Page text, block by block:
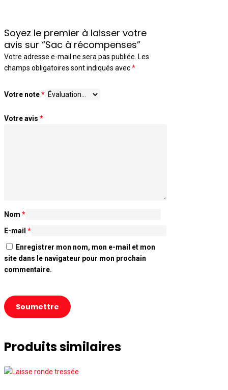
Soyez le premier à laisser votre
avis sur “Sac à récompenses”
Votre adresse e-mail ne sera pas publiée. Les
champs obligatoires sont indiqués avec*
Votre note*
Votre avis *
Nom *
E-mail *
Enregistrer mon nom, mon e-mail et mon
site dans le navigateur pour mon prochain
commentaire.
Produits similaires